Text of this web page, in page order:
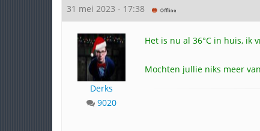
31 mei 2023 - 17:38
Derks
9020
Het is nu al 36°C in huis, ik
Mochten jullie niks meer